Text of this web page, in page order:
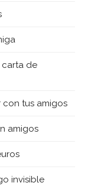
carta de
con tus amigos
amigos
invisible